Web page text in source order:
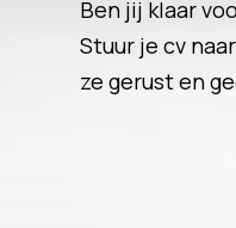
Ben jij klaar
Stuur je cv
ze gerust en